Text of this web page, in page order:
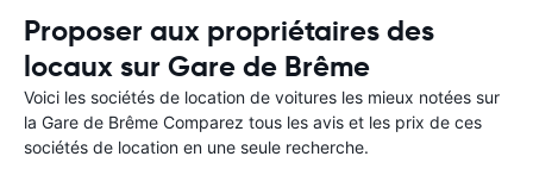
Proposer aux propriétaires des
locaux sur Gare de Brême
Voici les sociétés de location de voitures les mieux notées sur
la Gare de Brême Comparez tous les avis et les prix de ces
sociétés de location en une seule recherche.